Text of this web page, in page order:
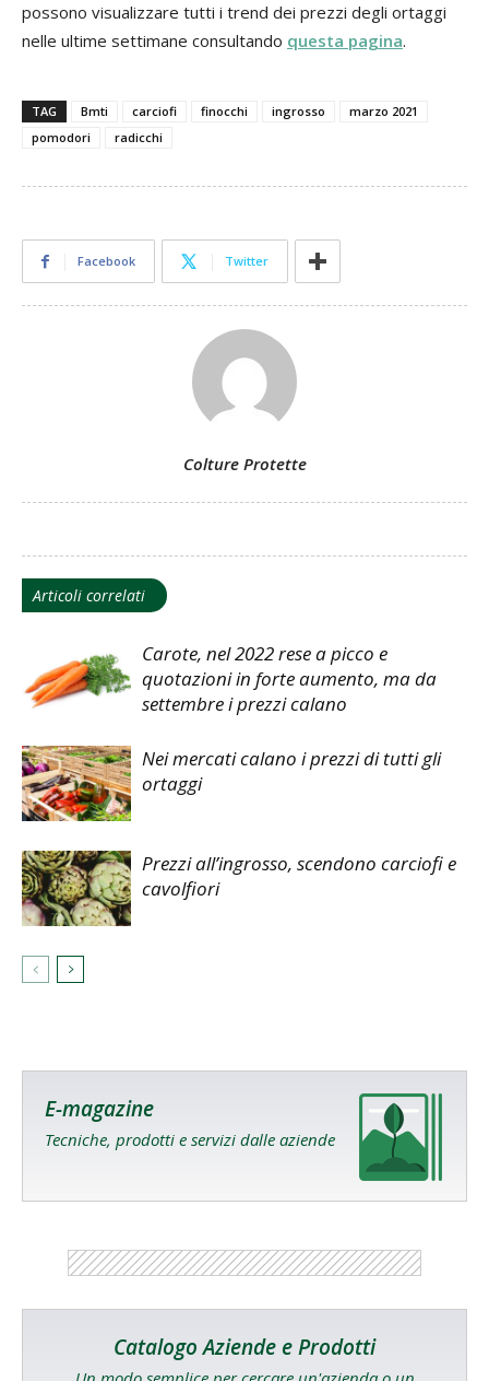
possono visualizzare tutti i trend dei prezzi degli ortaggi
nelle ultime settimane consultando questa pagina.
TAG Bmti carciofi finocchi ingrosso
marzo 2021
pomodori
radicchi
Facebook Twitter
Colture Protette
Articoli correlati
Carote, nel 2022 rese a picco e
quotazioni in forte aumento, ma da
settembre i prezzi calano
Nei mercati calano i prezzi di tutti gli
ortaggi
Prezzi all’ingrosso, scendono carciofi e
cavolfiori
E-magazine
Tecniche, prodotti e servizi dalle aziende
Catalogo Aziende e Prodotti